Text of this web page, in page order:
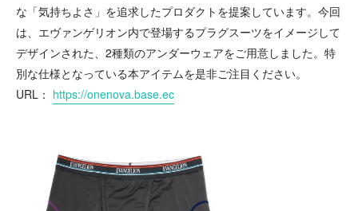
な「気持ちよさ」を追求したプロダクトを提案しています。今回
は、エヴァンゲリオン内で登場するプラグスーツをイメージして
デザインされた、2種類のアンダーウェアをご用意しました。特
別な仕様となっている本アイテムを是非ご注目ください。
URL： https://onenova.base.ec